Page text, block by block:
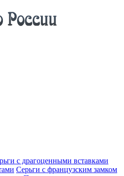
с драгоценными вставками
Серьги с французским замком